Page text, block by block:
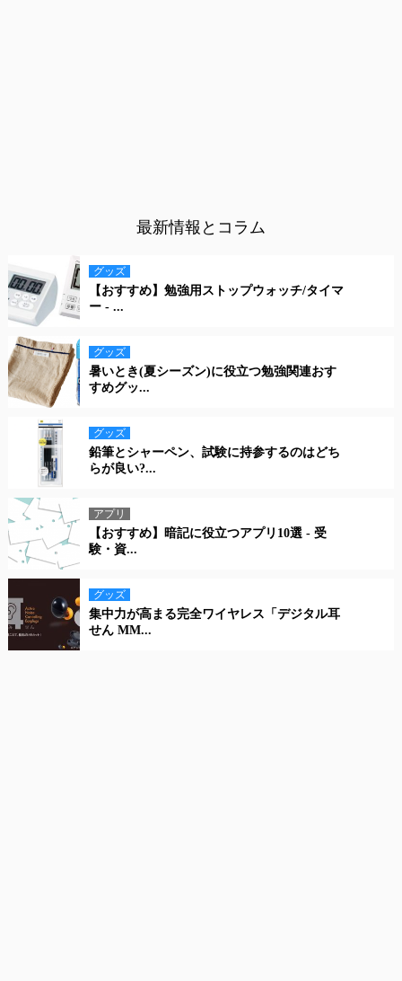
最新情報とコラム
グッズ
【おすすめ】勉強用ストップウォッチ/タイマ
ー - ...
グッズ
暑いとき(夏シーズン)に役立つ勉強関連おす
すめグッ...
グッズ
鉛筆とシャーペン、試験に持参するのはどち
らが良い?...
アプリ
【おすすめ】暗記に役立つアプリ10選 - 受
験・資...
グッズ
集中力が高まる完全ワイヤレス「デジタル耳
せん MM...